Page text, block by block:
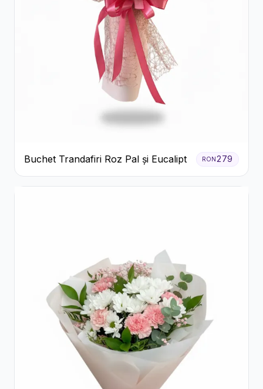
Buchet Trandafiri Roz Pal și Eucalipt RON279